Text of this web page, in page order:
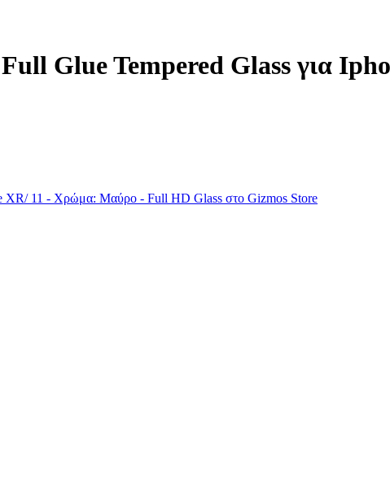
Glue Tempered Glass για